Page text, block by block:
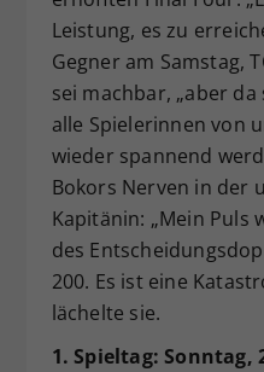
Leistung, es zu
Gegner am Samstag,
sei machbar, „aber
alle Spielerinnen von
wieder spannend
Bokors Nerven in der
Kapitänin: „Mein Puls
des
200. Es ist eine
lächelte sie.
1. Spieltag: Sonntag,